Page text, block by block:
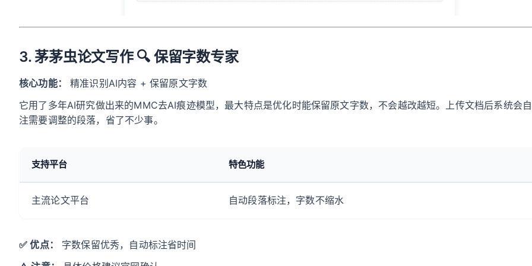
3. 茅茅虫论文写作 🔍 保留字数专家
核心功能：
精准识别AI内容 + 保留原文字数
它用了多年AI研究做出来的MMC去AI痕迹模型，最大特点是优化时能保留原文字数，不会越改越短。上传文档后系统会
注需要调整的段落，省了不少事。
支持平台 特色功能
主流论文平台 自动段落标注，字数不缩水
✅ 优点：
字数保留优秀，自动标注省时间